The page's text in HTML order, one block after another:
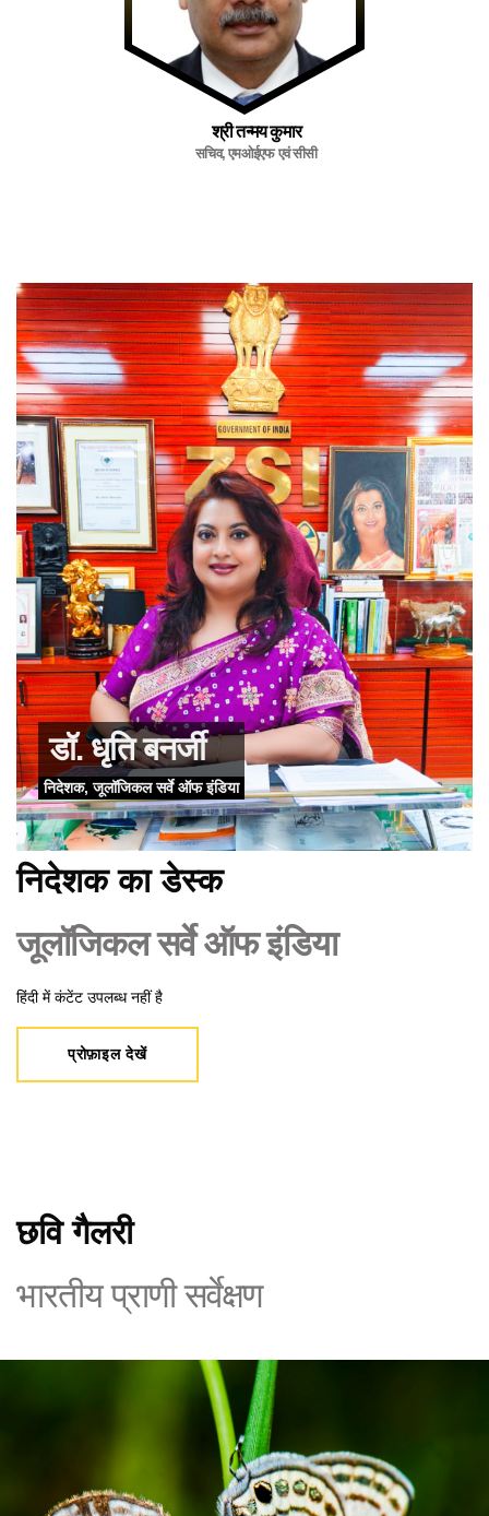
श्री तन्मय कुमार
सचिव, एमओईएफ एवं सीसी
निदेशक का डेस्क
जूलॉजिकल सर्वे ऑफ इंडिया
हिंदी में कंटेंट उपलब्ध नहीं है
प्रोफ़ाइल देखें
डॉ. धृति बनर्जी
निदेशक, जूलॉजिकल सर्वे ऑफ इंडिया
छवि गैलरी
भारतीय प्राणी सर्वेक्षण